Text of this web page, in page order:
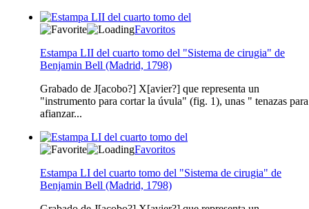
Favoritos
Estampa LII del cuarto tomo del "Sistema de cirugia" de
Benjamin Bell (Madrid, 1798)
Grabado de J[acobo?] X[avier?] que representa un
"instrumento para cortar la úvula" (fig. 1), unas " tenazas para
afianzar...
Favoritos
Estampa LI del cuarto tomo del "Sistema de cirugia" de
Benjamin Bell (Madrid, 1798)